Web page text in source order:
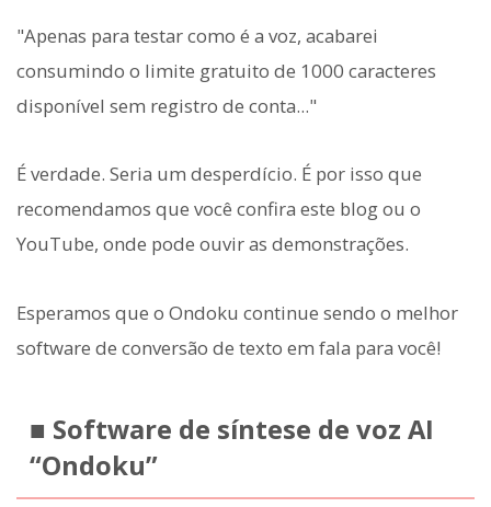
"Apenas para testar como é a voz, acabarei
consumindo o limite gratuito de 1000 caracteres
disponível sem registro de conta..."
É verdade. Seria um desperdício. É por isso que
recomendamos que você confira este blog ou o
YouTube, onde pode ouvir as demonstrações.
Esperamos que o Ondoku continue sendo o melhor
software de conversão de texto em fala para você!
■ Software de síntese de voz AI
“Ondoku”